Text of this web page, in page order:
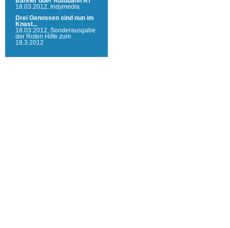
18.03.2012,
Indymedia
Drei Genossen sind nun im
Knast...
18.03.2012, Sonderausgabe
der Roten Hilfe zum
18.3.2012